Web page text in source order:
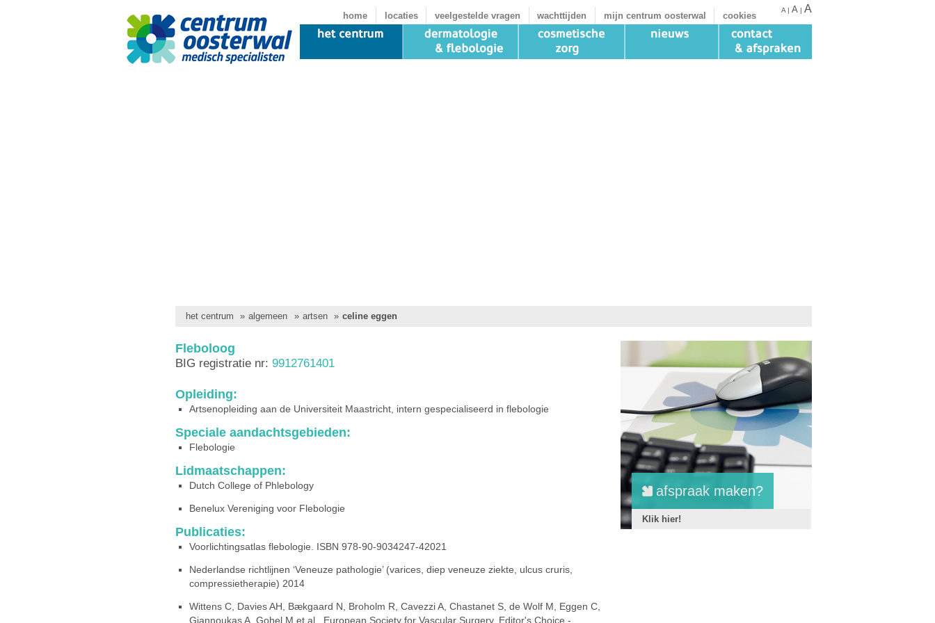
home locaties veelgestelde vragen wachttijden mijn centrum oosterwal cookies
A | A | A
het centrum » algemeen » artsen » celine eggen
Fleboloog
BIG registratie nr: 9912761401
Opleiding:
Artsenopleiding aan de Universiteit Maastricht, intern gespecialiseerd in flebologie
Speciale aandachtsgebieden:
Flebologie
Lidmaatschappen:
Dutch College of Phlebology
Benelux Vereniging voor Flebologie
Publicaties:
Voorlichtingsatlas flebologie. ISBN 978-90-9034247-42021
Nederlandse richtlijnen ‘Veneuze pathologie’ (varices, diep veneuze ziekte, ulcus cruris,
compressietherapie) 2014
Wittens C, Davies AH, Bækgaard N, Broholm R, Cavezzi A, Chastanet S, de Wolf M, Eggen C,
Giannoukas A, Gohel M et al., European Society for Vascular Surgery. Editor's Choice -
afspraak maken?
Klik hier!